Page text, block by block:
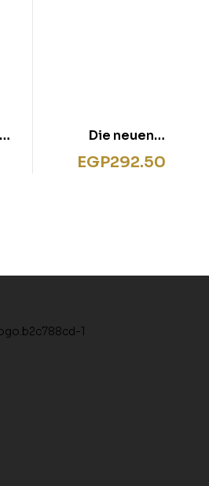
Die neuen
LernSpielZwerge –
EGP292.50